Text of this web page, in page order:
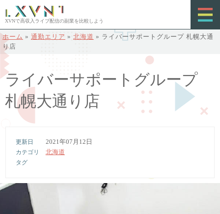
XVNで高収入ライブ配信の副業を比較しよう
ホーム » 通勤エリア » 北海道 » ライバーサポートグループ 札幌大通
り店
ライバーサポートグループ
札幌大通り店
2021年07月12日
北海道